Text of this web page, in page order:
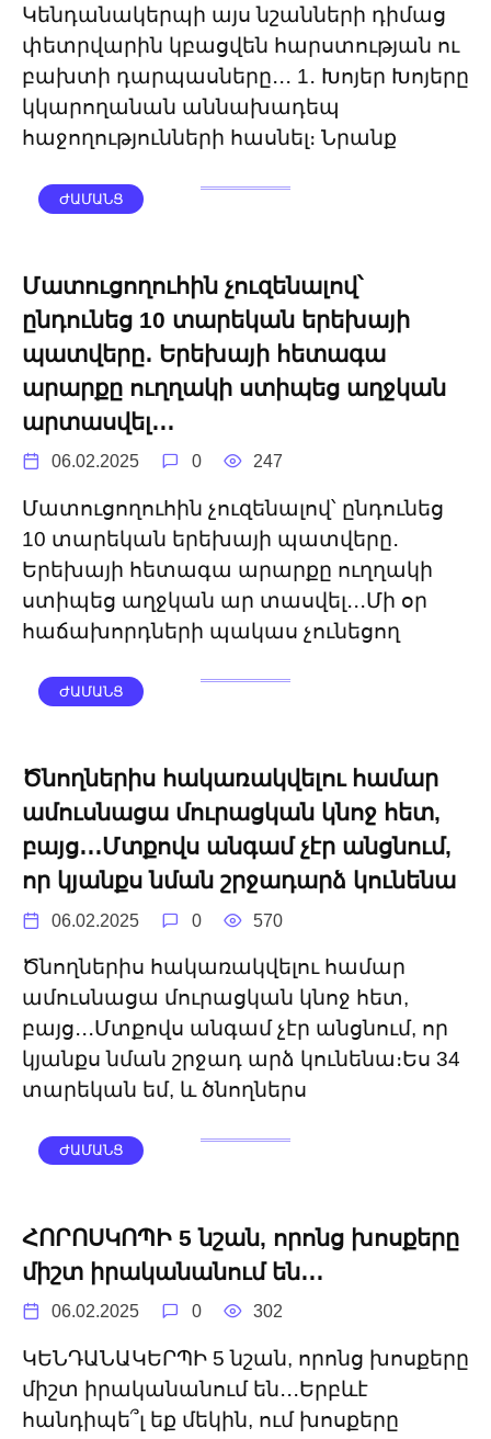
Կենդանակերպի այս նշանների դիմաց
փետրվարին կբացվեն հարստության ու
բախտի դարպասները․․․ 1․ Խոյեր Խոյերը
կկարողանան աննախադեպ
հաջողությունների հասնել։ Նրանք
ԺԱՄԱՆՑ
Մատուցողուհին չուզենալով՝
ընդունեց 10 տարեկան երեխայի
պատվերը․ Երեխայի հետագա
արարքը ուղղակի ստիպեց աղջկան
արտասվել․․․
06.02.2025 0 247
Մատուցողուհին չուզենալով՝ ընդունեց
10 տարեկան երեխայի պատվերը․
Երեխայի հետագա արարքը ուղղակի
ստիպեց աղջկան ար տասվել․․․Մի օր
հաճախորդների պակաս չունեցող
ԺԱՄԱՆՑ
Ծնողներիս հակառակվելու համար
ամուսնացա մուրացկան կնոջ հետ,
բայց․․․Մտքովս անգամ չէր անցնում,
որ կյանքս նման շրջադարձ կունենա
06.02.2025 0 570
Ծնողներիս հակառակվելու համար
ամուսնացա մուրացկան կնոջ հետ,
բայց․․․Մտքովս անգամ չէր անցնում, որ
կյանքս նման շրջադ արձ կունենա։Ես 34
տարեկան եմ, և ծնողներս
ԺԱՄԱՆՑ
ՀՈՐՈՍԿՈՊԻ 5 նշան, որոնց խոսքերը
միշտ իրականանում են․․․
06.02.2025 0 302
ԿԵՆԴԱՆԱԿԵՐՊԻ 5 նշան, որոնց խոսքերը
միշտ իրականանում են․․․Երբևէ
հանդիպե՞լ եք մեկին, ում խոսքերը